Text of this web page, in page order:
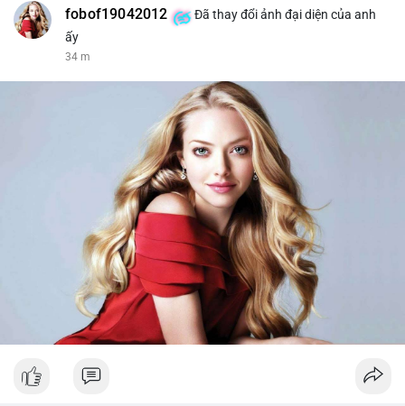
fobof19042012
Đã thay đổi ảnh đại diện của anh
ấy
34 m